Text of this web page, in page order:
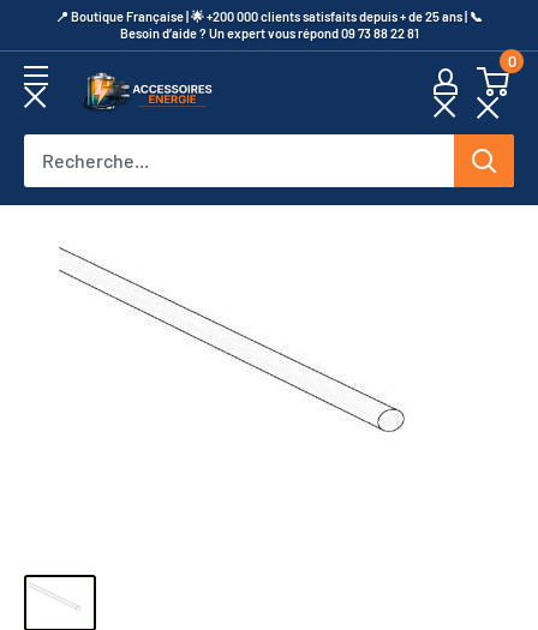
au
contenu
​📍​ Boutique Française | 🌟 +200 000 clients satisfaits depuis + de 25 ans | 📞​
Besoin d’aide ? Un expert vous répond 09 73 88 22 81
Accessoires
0